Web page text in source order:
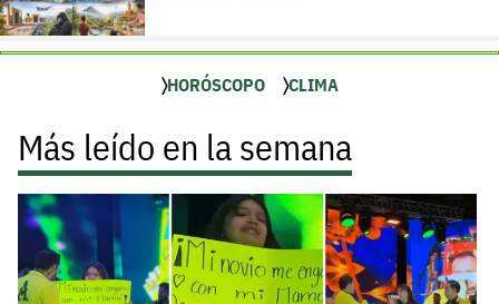
HORÓSCOPO CLIMA
Más leído en la semana